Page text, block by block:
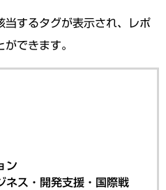
当するタグが表示され、レポ
できます。
ン
ネス・開発支援・国際戦